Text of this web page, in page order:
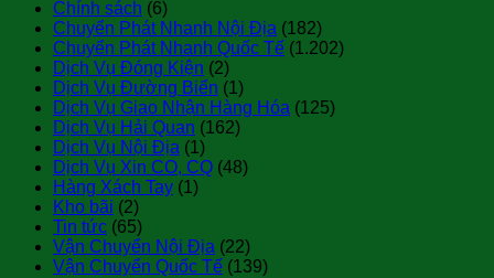
Chính sách (6)
Chuyển Phát Nhanh Nội Địa (182)
Chuyển Phát Nhanh Quốc Tế (1.202)
Dịch Vụ Đóng Kiện (2)
Dịch Vụ Đường Biển (1)
Dịch Vụ Giao Nhận Hàng Hóa (125)
Dịch Vụ Hải Quan (162)
Dịch Vụ Nội Địa (1)
Dịch Vụ Xin CO, CQ (48)
Hàng Xách Tay (1)
Kho bãi (2)
Tin tức (65)
Vận Chuyển Nội Địa (22)
Vận Chuyển Quốc Tế (139)